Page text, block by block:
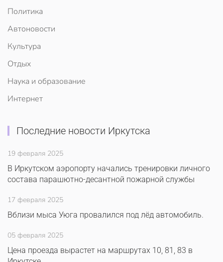
Политика
Автоновости
Культура
Отдых
Наука и образование
Интернет
Последние новости Иркутска
19 февраля 2025
В Иркутском аэропорту начались тренировки личного
состава парашютно-десантной пожарной службы
17 февраля 2025
Вблизи мыса Уюга провалился под лёд автомобиль.
05 февраля 2025
Цена проезда вырастет на маршрутах 10, 81, 83 в